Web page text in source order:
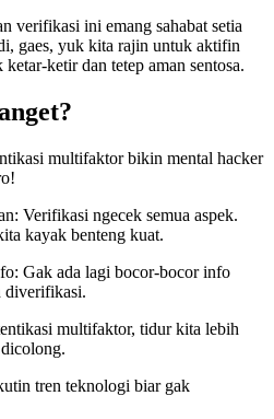
verifikasi ini emang sahabat setia
gaes, yuk kita rajin untuk aktifin
ketir dan tetep aman sentosa.
multifaktor bikin mental hacker
Verifikasi ngecek semua aspek.
kayak benteng kuat.
Gak ada lagi bocor-bocor info
diverifikasi.
multifaktor, tidur kita lebih
tren teknologi biar gak